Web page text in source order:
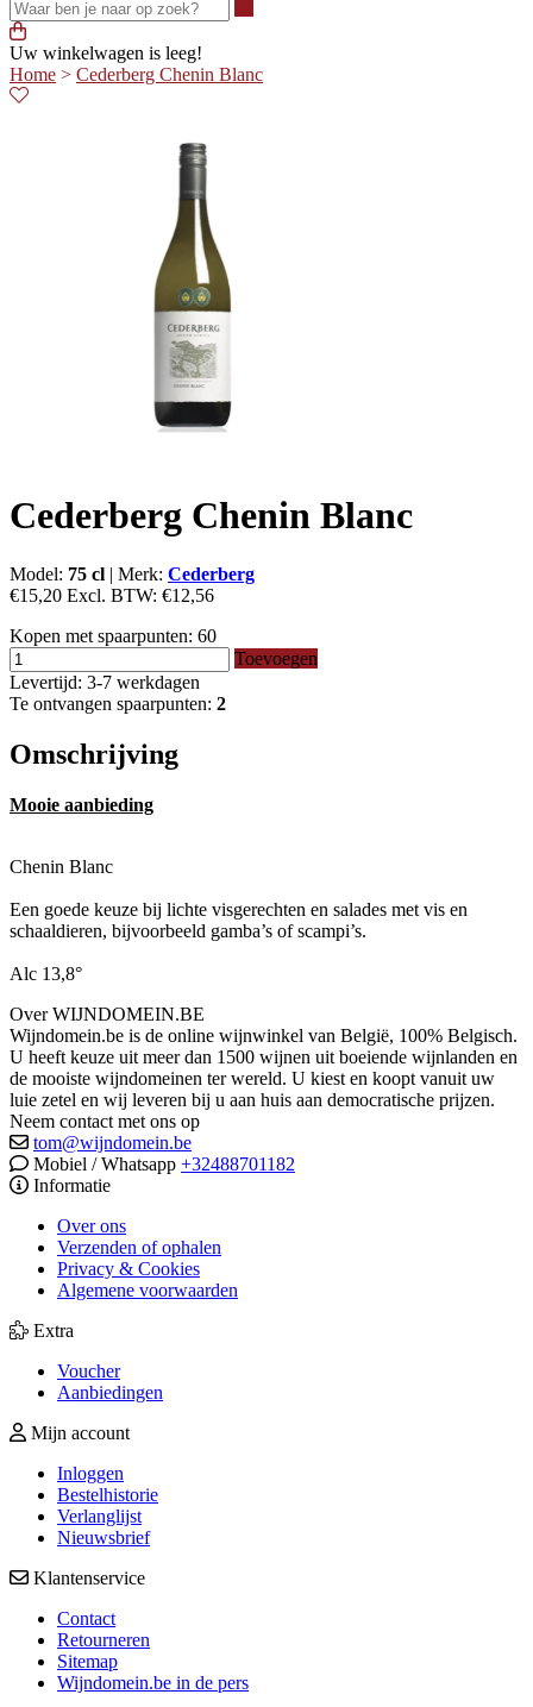
Uw winkelwagen is leeg!
Home > Cederberg Chenin Blanc
Cederberg Chenin Blanc
Model: 75 cl | Merk: Cederberg
€15,20 Excl. BTW: €12,56
Kopen met spaarpunten: 60
Toevoegen
Levertijd: 3-7 werkdagen
Te ontvangen spaarpunten: 2
Omschrijving
Mooie aanbieding
Chenin Blanc
Een goede keuze bij lichte visgerechten en salades met vis en
schaaldieren, bijvoorbeeld gamba’s of scampi’s.
Alc 13,8°
Over WIJNDOMEIN.BE
Wijndomein.be is de online wijnwinkel van België, 100% Belgisch.
U heeft keuze uit meer dan 1500 wijnen uit boeiende wijnlanden en
de mooiste wijndomeinen ter wereld. U kiest en koopt vanuit uw
luie zetel en wij leveren bij u aan huis aan democratische prijzen.
Neem contact met ons op
tom@wijndomein.be
Mobiel / Whatsapp +32488701182
Informatie
Over ons
Verzenden of ophalen
Privacy & Cookies
Algemene voorwaarden
Extra
Voucher
Aanbiedingen
Mijn account
Inloggen
Bestelhistorie
Verlanglijst
Nieuwsbrief
Klantenservice
Contact
Retourneren
Sitemap
Wijndomein.be in de pers